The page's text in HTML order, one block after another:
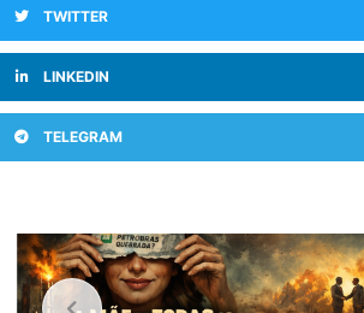
TWITTER
LINKEDIN
TELEGRAM